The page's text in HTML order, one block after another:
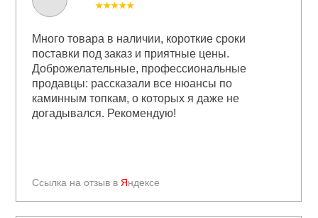
Ссылка на отзыв в Яндексе
★★★★★
Много товара в наличии, короткие сроки
поставки под заказ и приятные цены.
Доброжелательные, профессиональные
продавцы: рассказали все нюансы по
каминным топкам, о которых я даже не
догадывался. Рекомендую!